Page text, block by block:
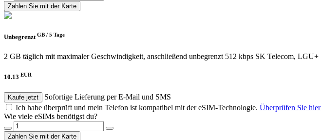
Zahlen Sie mit der Karte
UnbegrenztGB / 5 Tage
2 GB täglich mit maximaler Geschwindigkeit, anschließend unbegrenzt 512 kbps SK Telecom, LGU+
10.13 EUR
Kaufe jetzt
Sofortige Lieferung per E-Mail und SMS
Ich habe überprüft und mein Telefon ist kompatibel mit der eSIM-Technologie. Überprüfen Sie hier
Wie viele eSIMs benötigst du?
Zahlen Sie mit der Karte